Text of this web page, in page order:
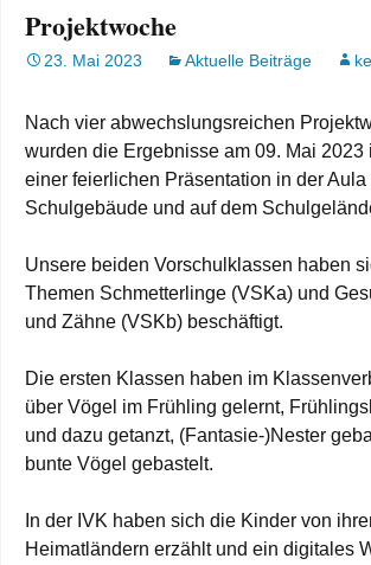
Projektwoche
23. Mai 2023 Aktuelle Beiträge
Nach vier abwechslungsreichen
wurden die Ergebnisse am 09. Mai 2023
einer feierlichen Präsentation in der
Schulgebäude und auf dem
Unsere beiden Vorschulklassen haben
Themen Schmetterlinge (VSKa) und
und Zähne (VSKb) beschäftigt.
Die ersten Klassen haben im
über Vögel im Frühling gelernt,
und dazu getanzt, (Fantasie-)Nester
bunte Vögel gebastelt.
In der IVK haben sich die Kinder von
Heimatländern erzählt und ein digitales